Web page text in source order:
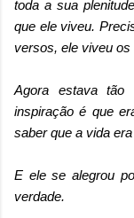
toda a sua
que ele viveu.
versos, ele viveu os
Agora estava tão
inspiração é que
saber que a vida
E ele se alegrou
verdade.